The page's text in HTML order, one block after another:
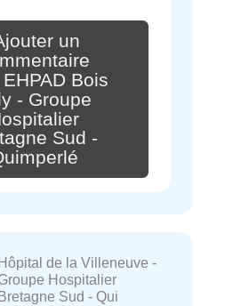
un
Bois
- Groupe
Sud -
de la Villeneuve -
Hospitalier
Sud - Qui